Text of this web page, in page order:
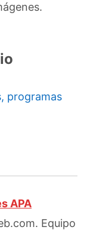
programas
APA
Equipo